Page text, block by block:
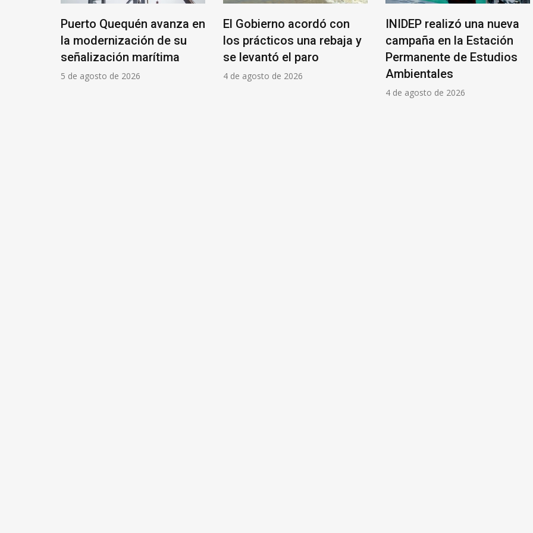
Puerto Quequén avanza en
la modernización de su
señalización marítima
5 de agosto de 2026
El Gobierno acordó con
los prácticos una rebaja y
se levantó el paro
4 de agosto de 2026
INIDEP realizó una nueva
campaña en la Estación
Permanente de Estudios
Ambientales
4 de agosto de 2026